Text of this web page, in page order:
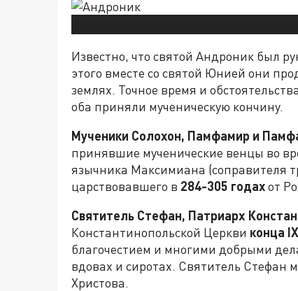
Известно, что святой Андроник был
этого вместе со святой Юнией они
землях. Точное время и
оба приняли мученическую кончину.
Мученики Солохон, Памфамир и
принявшие мученические венцы во
язычника Максимиана (соправителя
царствовавшего в 284-305 годахот
Святитель Стефан, Патриарх
Константинопольской Церкви конца IX
благочестием и многими добрыми
вдовах и сиротах. Святитель Стефан
Христова.